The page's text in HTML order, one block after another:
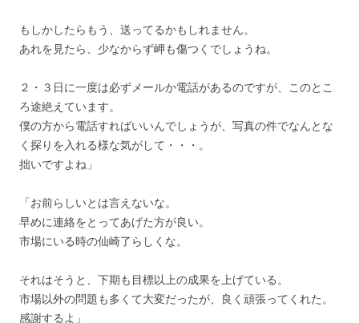
もしかしたらもう、送ってるかもしれません。
あれを見たら、少なからず岬も傷つくでしょうね。
２・３日に一度は必ずメールか電話があるのですが、このとこ
ろ途絶えています。
僕の方から電話すればいいんでしょうが、写真の件でなんとな
く探りを入れる様な気がして・・・。
拙いですよね」
「お前らしいとは言えないな。
早めに連絡をとってあげた方が良い。
市場にいる時の仙崎了らしくな。
それはそうと、下期も目標以上の成果を上げている。
市場以外の問題も多くて大変だったが、良く頑張ってくれた。
感謝するよ」